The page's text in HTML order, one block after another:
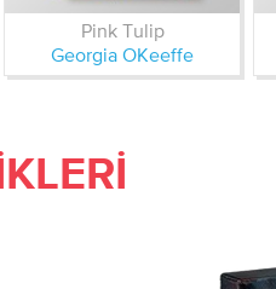
Pink Tulip
Georgia OKeeffe